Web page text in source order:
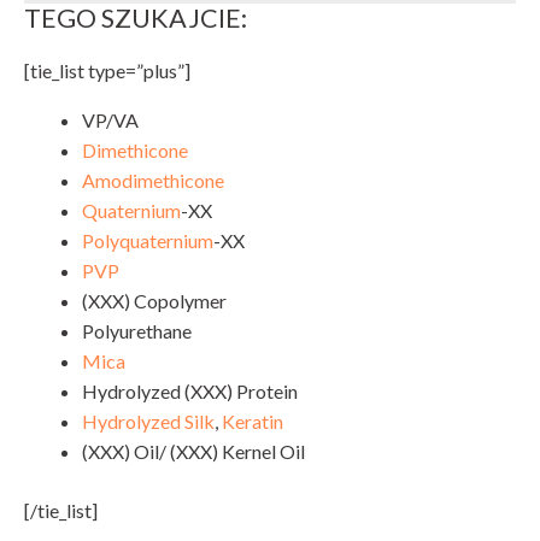
TEGO SZUKAJCIE:
[tie_list type=”plus”]
VP/VA
Dimethicone
Amodimethicone
Quaternium-XX
Polyquaternium-XX
PVP
(XXX) Copolymer
Polyurethane
Mica
Hydrolyzed (XXX) Protein
Hydrolyzed Silk Keratin
(XXX) Oil/ (XXX) Kernel Oil
[/tie_list]